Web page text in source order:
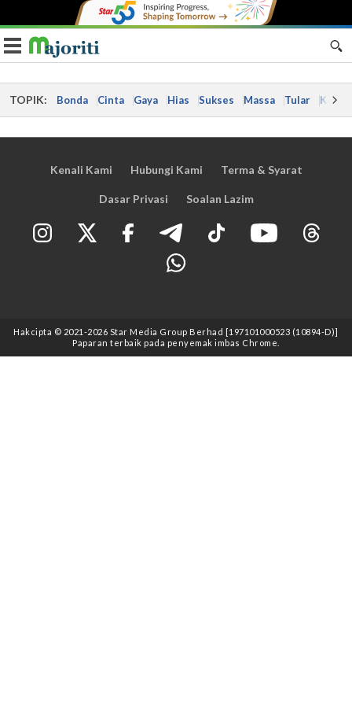
Toggle navigation
TOPIK: Bonda Cinta Gaya Hias Sukses Massa Tular Kes
Kenali Kami Hubungi Kami Terma & Syarat
Dasar Privasi Soalan Lazim
Hakcipta © 2021 -2026 Star Media Group Berhad [197101000523 (10894-D)]
Paparan terbaik pada penyemak imbas Chrome.